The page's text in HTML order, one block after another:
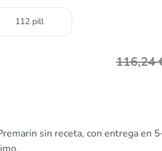
112 pill
116,24
sin receta, con entrega en